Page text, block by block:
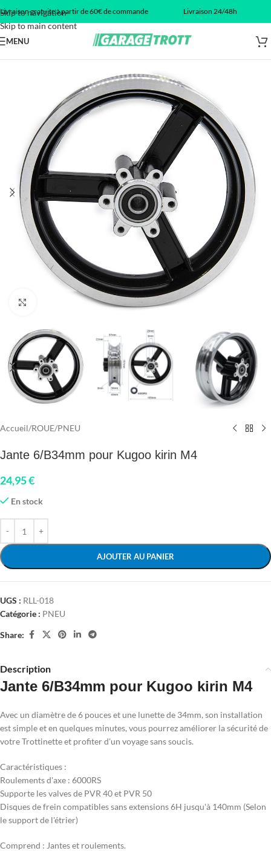
Skip to navigation
Skip to main content
Livraison gratuite à partir de 60€ de commande Livraison 24/48h
MENU
Click to enlarge
Accueil/ROUE/PNEU
Jante 6/B34mm pour Kugoo kirin M4
24,95€
En stock
AJOUTER AU PANIER
UGS : RLL-018
Catégorie : PNEU
Share:
Description
Jante 6/B34mm pour Kugoo kirin M4
Avec un diamètre de 6 pouces et une lunette de 34mm, son installation
est simple et en quelques minutes, vous pourrez améliorer la sécurité de
votre Trottinette et profiter d'un voyage sans soucis.
Caractéristiques :
Roulements d'axe : 6000RS
Supporte les valves de PVR 40 et PVR 50
Disques de frein compatibles sans extensions 6H jusqu'à 140mm (Selon
le support de l'étrier)
Comprend : Jantes et roulements.